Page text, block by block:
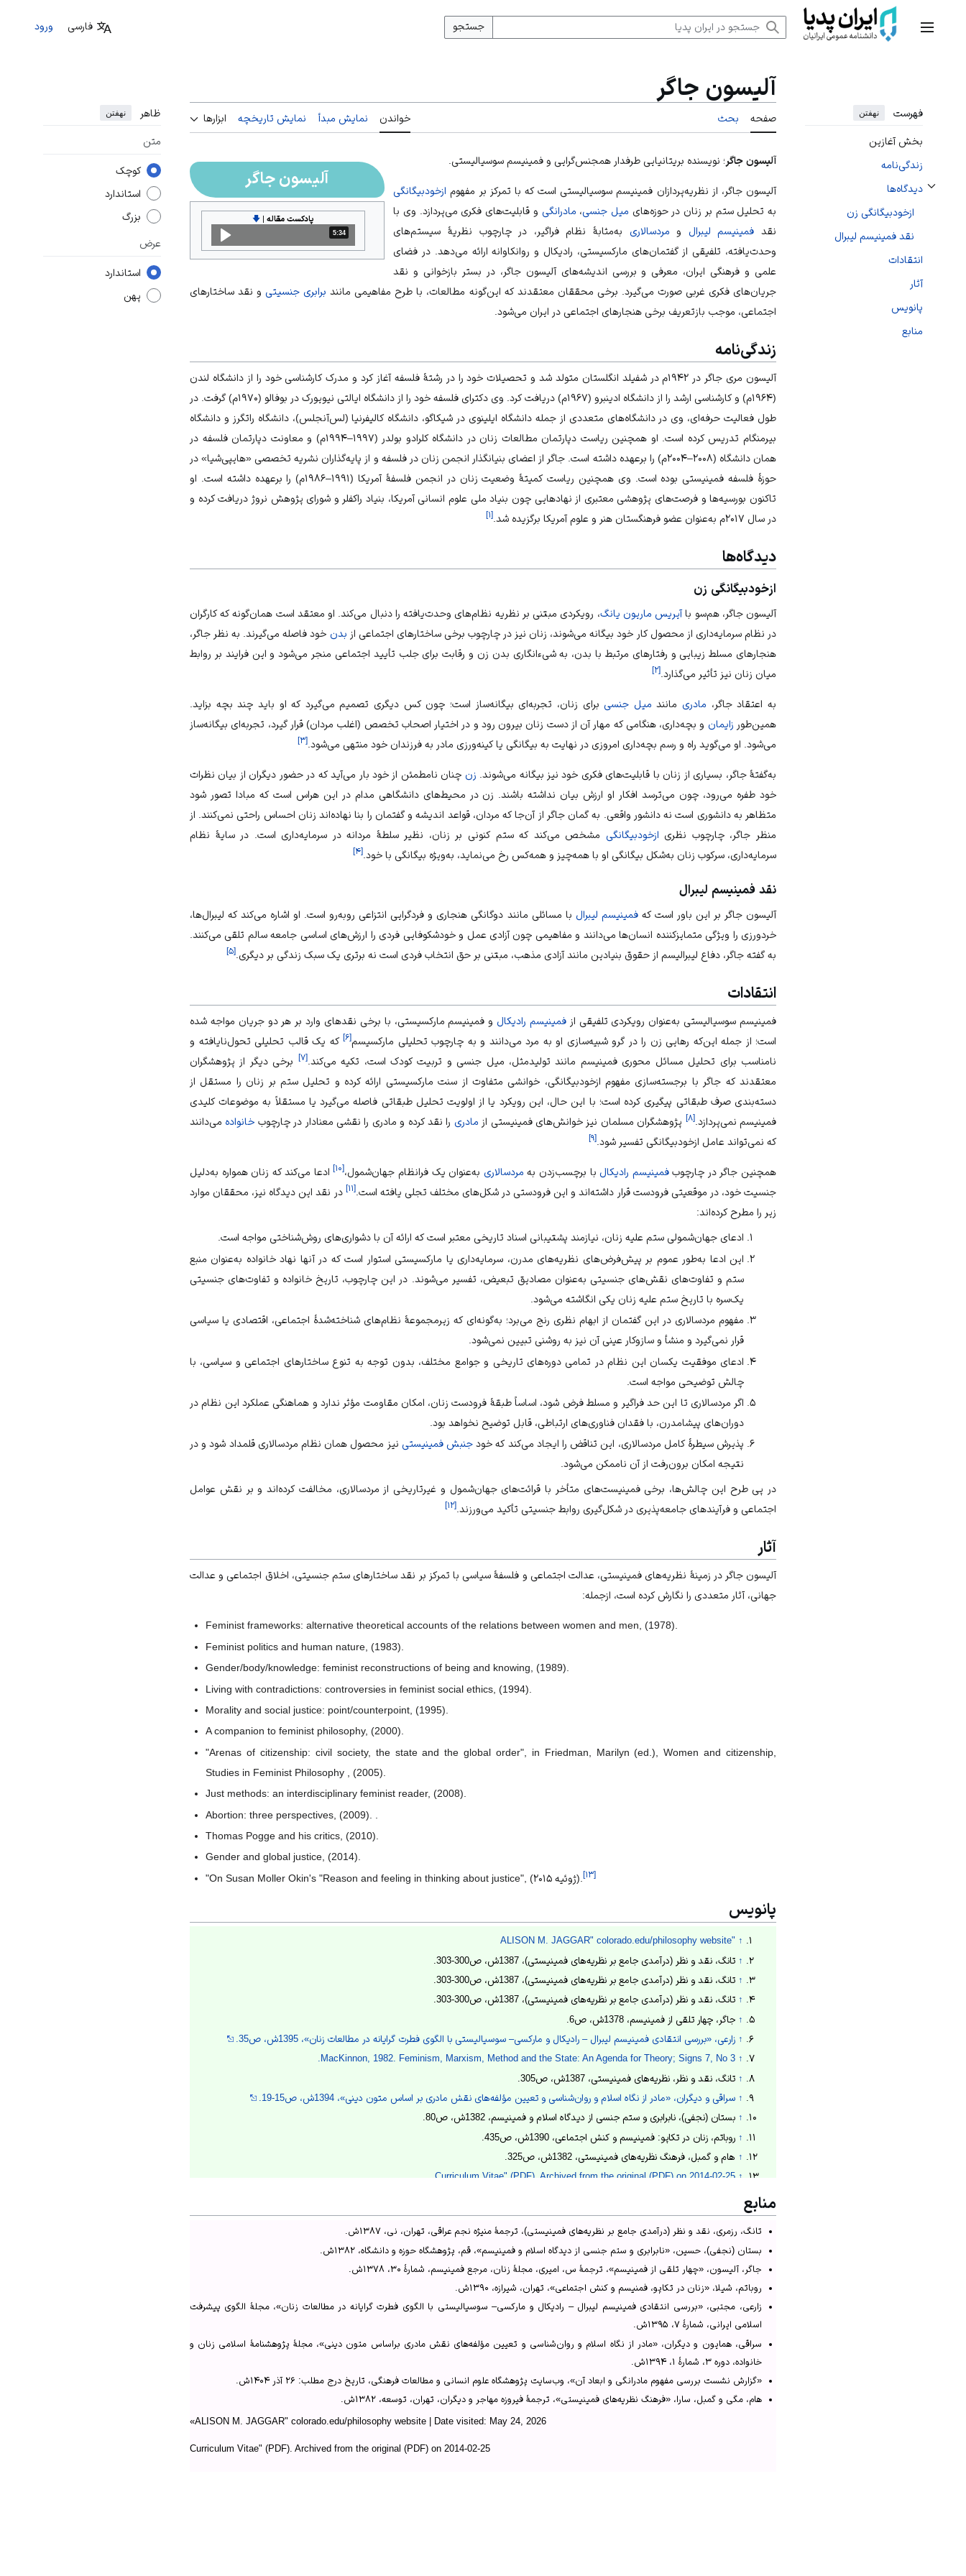
منوی اصلی
جستجو فارسی ورود
فهرست نهفتن
بخش آغازین
زندگی‌نامه
دیدگاه‌ها
تغییر وضعیت زیربخش‌های دیدگاه‌ها
ازخودبیگانگی زن
نقد فمینیسم لیبرال
انتقادات
آثار
پانویس
منابع
آلیسون جاگر
صفحه بحث خواندن نمایش مبدأ نمایش تاریخچه ابزارها ظاهر نهفتن
متن
کوچک
استاندارد
بزرگ
عرض
استاندارد
پهن
آلیسون جاگر
پادکست مقاله|
🡇
مدت: 5 دقیقه و 34 ثانیه
5:34
آلیسون جاگر ؛ نویسنده بریتانیایی طرفدار همجنس‌گرایی و فمینیسم سوسیالیستی.
آلیسون جاگر، از نظریه‌پردازان فمینیسم سوسیالیستی است که با تمرکز بر مفهوم ازخودبیگانگی
به تحلیل ستم بر زنان در حوزه‌های میل جنسی، مادرانگی و قابلیت‌های فکری می‌پردازد. وی با
نقد فمینیسم لیبرال و مردسالاری به‌مثابهٔ نظام فراگیر، در چارچوب نظریهٔ سیستم‌های
وحدت‌یافته، تلفیقی از گفتمان‌های مارکسیستی، رادیکال و روانکاوانه ارائه می‌دهد. در فضای
علمی و فرهنگی ایران، معرفی و بررسی اندیشه‌های آلیسون جاگر، در بستر بازخوانی و نقد
جریان‌های فکری غربی صورت می‌گیرد. برخی محققان معتقدند که این‌گونه مطالعات، با طرح مفاهیمی مانند برابری جنسیتی و نقد ساختارهای
اجتماعی، موجب بازتعریف برخی هنجارهای اجتماعی در ایران می‌شود.
زندگی‌نامه
آلیسون مری جاگر در ۱۹۴۲م در شفیلد انگلستان متولد شد و تحصیلات خود را در رشتهٔفلسفه آغاز کرد و مدرک کارشناسی خود را از دانشگاه لندن
(۱۹۶۴م) و کارشناسی ارشد را از دانشگاه ادینبرو (۱۹۶۷م) دریافت کرد. وی دکترای فلسفه خود را از دانشگاه ایالتی نیویورک در بوفالو (۱۹۷۰م) گرفت. در
طول فعالیت حرفه‌ای، وی در دانشگاه‌های متعددی از جمله دانشگاه ایلینوی در شیکاگو، دانشگاه کالیفرنیا (لس‌آنجلس)، دانشگاه راتگرز و دانشگاه
بیرمنگام تدریس کرده است. او همچنین ریاست دپارتمان مطالعات زنان در دانشگاه کلرادو بولدر (۱۹۹۷–۱۹۹۴م) و معاونت دپارتمان فلسفه در
همان دانشگاه (۲۰۰۸–۲۰۰۴م) را برعهده داشته است. جاگر از اعضای بنیانگذار انجمن زنان در فلسفه و از پایه‌گذاران نشریه تخصصی «هایپی‌شیا» در
حوزهٔ فلسفه فمینیستی
بوده است. وی همچنین ریاست کمیتهٔ وضعیت زنان در انجمن فلسفهٔ آمریکا (۱۹۹۱–۱۹۸۶م) را برعهده داشته است. او
تاکنون بورسیه‌ها و فرصت‌های پژوهشی معتبری از نهادهایی چون بنیاد ملی علوم انسانی آمریکا، بنیاد راکفلر و شورای پژوهش نروژ دریافت کرده و
در سال ۲۰۱۷م به‌عنوان عضو
فرهنگستان هنر و علوم آمریکا برگزیده شد.[۱]
دیدگاه‌ها
ازخودبیگانگی زن
آلیسون جاگر، هم‌سو باآیریس ماریون یانگ، رویکردی مبتنی بر نظریه نظام‌های وحدت‌یافته را دنبال می‌کند. او معتقد است همان‌گونه که کارگران
در نظام سرمایه‌داری از محصول کار خود بیگانه می‌شوند، زنان نیز در چارچوب برخی ساختارهای اجتماعی از بدن خود فاصله می‌گیرند. به نظر جاگر،
هنجارهای مسلط زیبایی و رفتارهای مرتبط با بدن، بهشیءانگاری بدن زن و رقابت برای جلب تأیید اجتماعی منجر می‌شود و این فرایند بر روابط
میان زنان نیز تأثیر می‌گذارد. [۲]
به اعتقاد جاگر، مادری مانند میل جنسی برای زنان، تجربه‌ای بیگانه‌ساز است؛ چون کس دیگری تصمیم می‌گیرد که او باید چند بچه بزاید.
همین‌طور زایمان و بچه‌داری، هنگامی که مهار آن از دست زنان بیرون رود و در اختیار اصحاب تخصص (اغلب مردان) قرار گیرد، تجربه‌ای بیگانه‌ساز
می‌شود. او می‌گوید راه و رسم بچه‌داری امروزی در نهایت به بیگانگی یا کینه‌ورزی مادر به فرزندان خود منتهی می‌شود. [۳]
به‌گفتهٔ جاگر، بسیاری از زنان با قابلیت‌های فکری خود نیز بیگانه می‌شوند. زن چنان نامطمئن از خود بار می‌آید که در حضور دیگران از بیان نظرات
خود طفره می‌رود، چون می‌ترسد افکار او ارزش بیان نداشته باشند. زن در محیط‌های دانشگاهی مدام در این هراس است که مبادا تصور شود
متظاهر به دانشوری است نه دانشور واقعی. به گمان جاگر از آن‌جا که مردان، قواعد اندیشه وگفتمان را بنا نهاده‌اند زنان احساس راحتی نمی‌کنند. از
منظر جاگر، چارچوب نظری ازخودبیگانگی مشخص می‌کند که ستم کنونی بر زنان، نظیر سلطهٔ مردانه در سرمایه‌داری است. در سایهٔ نظام
سرمایه‌داری، سرکوب زنان به‌شکل بیگانگی او با همه‌چیز و همه‌کس رخ می‌نماید، به‌ویژه بیگانگی با خود. [۴]
نقد فمینیسم لیبرال
آلیسون جاگر بر این باور است کهفمینیسم لیبرال با مسائلی مانند دوگانگی هنجاریو فردگرایی انتزاعی روبه‌رو است. او اشاره می‌کند که لیبرال‌ها،
خردورزیرا ویژگی متمایزکننده انسان‌ها می‌دانند و مفاهیمی چونآزادی عمل وخودشکوفایی فردیرا ارزش‌های اساسی جامعه سالم تلقی می‌کنند.
به گفته جاگر، دفاع لیبرالیسم از حقوق بنیادین مانند آزادی مذهب، مبتنی بر حق انتخاب فردی است نه برتری یک سبک زندگی بر دیگری.[۵]
انتقادات
فمینیسم سوسیالیستی به‌عنوان رویکردی تلفیقی ازفمینیسم رادیکالو فمینیسم مارکسیستی، با برخی نقدهای وارد بر هر دو جریان مواجه شده
است؛ از جمله این‌که رهایی زن را در گرو شبیه‌سازی او به مرد می‌دانند و به چارچوب تحلیلی مارکسیسم[۶] که یک قالب تحلیلی تحول‌نایافته و
نامناسب برای تحلیل مسائل محوری فمینیسم مانند تولیدمثل، میل جنسی و تربیت کودک است، تکیه می‌کند.[۷]
برخی دیگر از پژوهشگران
معتقدند که جاگر با برجسته‌سازی مفهوم ازخودبیگانگی، خوانشی متفاوت از سنت مارکسیستی ارائه کرده و تحلیل ستم بر زنان را مستقل از
دسته‌بندی صرف طبقاتی پیگیری کرده است؛ با این حال، این رویکرد یا از اولویت تحلیل طبقاتی فاصله می‌گیرد یا مستقلاً به موضوعات کلیدی
فمینیسم نمی‌پردازد.[۸] پژوهشگران مسلمان نیز خوانش‌های فمینیستی از مادری را نقد کرده و مادری را نقشی معنادار در چارچوب خانواده می‌دانند
که نمی‌تواند عامل ازخودبیگانگی تفسیر شود.[۹]
همچنین جاگر در چارچوبفمینیسم رادیکالبا برچسب‌زدن به مردسالاری به‌عنوان یک فرانظام جهان‌شمول،[۱۰]ادعا می‌کند که زنان همواره به‌دلیل
جنسیت خود، در موقعیتی فرودست قرار داشته‌اند و این فرودستی در شکل‌های مختلف تجلی یافته است.[۱۱] در نقد این دیدگاه نیز، محققان موارد
زیر را مطرح کرده‌اند:
ادعای جهان‌شمولی ستم علیه زنان، نیازمند پشتیبانی اسناد تاریخی معتبر است که ارائه آن با دشواری‌های روش‌شناختی مواجه است.
این ادعا به‌طور عموم بر پیش‌فرض‌های نظریه‌های مدرن، سرمایه‌داری یا مارکسیستی استوار است که در آنها نهاد خانواده به‌عنوان منبع
ستم و تفاوت‌های نقش‌های جنسیتی به‌عنوان مصادیق تبعیض، تفسیر می‌شوند. در این چارچوب، تاریخ خانواده و تفاوت‌های جنسیتی
یک‌سره با تاریخ ستم علیه زنان یکی انگاشته می‌شود.
مفهوم مردسالاری در این گفتمان از ابهام نظری رنج می‌برد؛ به‌گونه‌ای که زیرمجموعهٔ نظام‌های شناخته‌شدهٔ اجتماعی، اقتصادی یا سیاسی
قرار نمی‌گیرد و منشأ و سازوکار عینی آن نیز به روشنی تبیین نمی‌شود.
ادعای موفقیت یکسان این نظام در تمامی دوره‌های تاریخی و جوامع مختلف، بدون توجه به تنوع ساختارهای اجتماعی و سیاسی، با
چالش توضیحی مواجه است.
اگر مردسالاری تا این حد فراگیر و مسلط فرض شود، اساساً طبقهٔ فرودست زنان، امکان مقاومت مؤثر ندارد و هماهنگی عملکرد این نظام در
دوران‌های پیشامدرن، با فقدان فناوری‌های ارتباطی، قابل توضیح نخواهد بود.
پذیرش سیطرهٔ کامل مردسالاری، این تناقض را ایجاد می‌کند که خود جنبش فمینیستی نیز محصول همان نظام مردسالاری قلمداد شود و در
نتیجه امکان برون‌رفت از آن ناممکن می‌شود.
در پی طرح این چالش‌ها، برخی فمینیست‌های متأخر با قرائت‌های جهان‌شمول و غیرتاریخی از مردسالاری، مخالفت کرده‌اند و بر نقش عوامل
اجتماعی و فرآیندهای جامعه‌پذیری در شکل‌گیری روابط جنسیتی تأکید می‌ورزند.[۱۲]
آثار
آلیسون جاگر در زمینهٔ نظریه‌های فمینیستی،عدالت اجتماعی و فلسفۀ سیاسی با تمرکز بر نقد ساختارهای ستم جنسیتی، اخلاق اجتماعی و عدالت
جهانی، آثار متعددی را نگارش کرده است، ازجمله:
Feminist frameworks: alternative theoretical accounts of the relations between women and men, (1978).
Feminist politics and human nature, (1983).
Gender/body/knowledge: feminist reconstructions of being and knowing, (1989).
Living with contradictions: controversies in feminist social ethics, (1994).
Morality and social justice: point/counterpoint, (1995).
A companion to feminist philosophy, (2000).
"Arenas of citizenship: civil society, the state and the global order", in Friedman, Marilyn (ed.), Women and citizenship,
Studies in Feminist Philosophy , (2005).
Just methods: an interdisciplinary feminist reader, (2008).
Abortion: three perspectives, (2009). .
Thomas Pogge and his critics, (2010).
Gender and global justice, (2014).
"On Susan Moller Okin's "Reason and feeling in thinking about justice", (ژوئیه ۲۰۱۵).[۱۳]
پانویس
↑
"ALISON M. JAGGAR" colorado.edu/philosophy website
↑ تانگ، نقد و نظر (درآمدی جامع بر نظریه‌های فمینیستی)، 1387ش، ص300-303.
↑ تانگ، نقد و نظر (درآمدی جامع بر نظریه‌های فمینیستی)، 1387ش، ص300-303.
↑ تانگ، نقد و نظر (درآمدی جامع بر نظریه‌های فمینیستی)، 1387ش، ص300-303.
↑ جاگر، چهار تلقی از فمینیسم، 1378ش، ص6.
↑ زارعی، «بررسی انتقادی فمینیسم لیبرال – رادیکال و مارکسی– سوسیالیستی با الگوی فطرت گرایانه در مطالعات زنان»، 1395ش، ص35.
↑
MacKinnon, 1982. Feminism, Marxism, Method and the State: An Agenda for Theory; Signs 7, No 3.
↑ تانگ، نقد و نظر، نظریه‌های فمینیستی، 1387ش، ص305.
↑ سراقی و دیگران، «مادر از نگاه اسلام و روان‌شناسی و تعیین مؤلفه‌های نقش مادری بر اساس متون دینی»، 1394ش، ص15-19.
↑ بستان (نجفی)، نابرابری و ستم جنسی از دیدگاه اسلام و فمینیسم، 1382ش، ص80.
↑ روباتم، زنان در تکاپو: فمینیسم و کنش اجتماعی، 1390ش، ص435.
↑ هام و گمبل، فرهنگ نظریه‌های فمینیستی، 1382ش، ص325.
↑
Curriculum Vitae" (PDF). Archived from the original (PDF) on 2014-02-25.
منابع
تانگ، رزمری، نقد و نظر (درآمدی جامع بر نظریه‌های فمینیستی)، ترجمهٔ منیژه نجم عراقی، تهران، نی، ۱۳۸۷ش.
بستان (نجفی)، حسین، «نابرابری و ستم جنسی از دیدگاه اسلام و فمینیسم»، قم، پژوهشگاه حوزه و دانشگاه، ۱۳۸۲ش.
جاگر، آلیسون، «چهار تلقی از فمینیسم»، ترجمهٔ س، امیری، مجلهٔ زنان، مرجع فمینیسم، شمارهٔ ۳۰، ۱۳۷۸ش.
روباتم، شیلا، «زنان در تکاپو، فمنیسم و کنش اجتماعی»، تهران، شیرازه، ۱۳۹۰ش.
زارعی، مجتبی، «بررسی انتقادی فمینیسم لیبرال – رادیکال و مارکسی– سوسیالیستی با الگوی فطرت گرایانه در مطالعات زنان»، مجلهٔ الگوی پیشرفت
اسلامی ایرانی، شمارهٔ ۷، ۱۳۹۵ش.
سراقی، همایون و دیگران، «مادر از نگاه اسلام و روان‌شناسی و تعیین مؤلفه‌های نقش مادری براساس متون دینی»، مجلهٔ پژوهشنامهٔ اسلامی زنان و
خانواده، دوره ۳، شمارهٔ ۱، ۱۳۹۴ش.
«گزارش نشست بررسی مفهوم مادرانگی و ابعاد آن»، وب‌سایت پژوهشگاه علوم انسانی و مطالعات فرهنگی، تاریخ درج مطلب: ۲۶ آذر ۱۴۰۴ش.
هام، مگی و گمبل، سارا، «فرهنگ نظریه‌های فمینیستی»، ترجمهٔ فیروزه مهاجر و دیگران، تهران، توسعه، ۱۳۸۲ش.
«ALISON M. JAGGAR" colorado.edu/philosophy website | Date visited: May 24, 2026
Curriculum Vitae" (PDF). Archived from the original (PDF) on 2014-02-25